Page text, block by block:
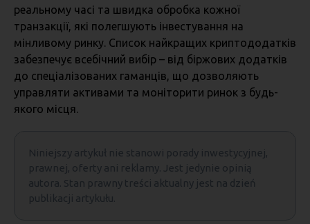
реальному часі та швидка обробка кожної
транзакції, які полегшують інвестування на
мінливому ринку. Список найкращих криптододатків
забезпечує всебічний вибір – від біржових додатків
до спеціалізованих гаманців, що дозволяють
управляти активами та моніторити ринок з будь-
якого місця.
Niniejszy artykuł nie stanowi porady inwestycyjnej,
prawnej, oferty ani reklamy. Jest jedynie opinią
autora. Stan prawny treści aktualny jest na dzień
publikacji artykułu.